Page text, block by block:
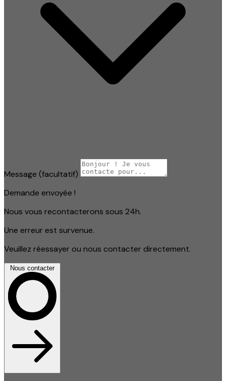
Message (facultatif)
Demande envoyée !
Nous vous recontacterons sous 24h.
Une erreur est survenue.
Veuillez réessayer ou nous contacter directement.
Nous contacter